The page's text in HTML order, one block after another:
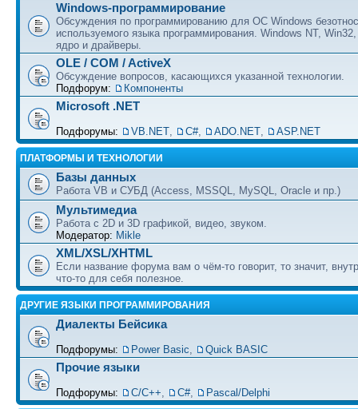
Windows-программирование
Обсуждения по программированию для ОС Windows
используемого языка программирования. Windows NT,
ядро и драйверы.
OLE / COM / ActiveX
Обсуждение вопросов, касающихся указанной технологии.
Подфорум:
Компоненты
Microsoft .NET
Подфорумы: VB.NET, C#, ADO.NET, ASP.NET
ПЛАТФОРМЫ И ТЕХНОЛОГИИ
Базы данных
Работа VB и СУБД (Access, MSSQL, MySQL, Oracle и пр.)
Мультимедиа
Работа с 2D и 3D графикой, видео, звуком.
Модератор: Mikle
XML/XSL/XHTML
Если название форума вам о чём-то говорит, то значит,
что-то для себя полезное.
ДРУГИЕ ЯЗЫКИ ПРОГРАММИРОВАНИЯ
Диалекты Бейсика
Подфорумы: Power Basic, Quick BASIC
Прочие языки
Подфорумы: С/С++, C#, Pascal/Delphi